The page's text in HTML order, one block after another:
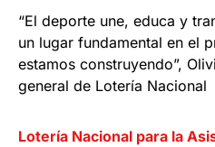
“El deporte une, educa y
un lugar fundamental en el
estamos construyendo”,
general de Lotería Nacional
Lotería Nacional para la